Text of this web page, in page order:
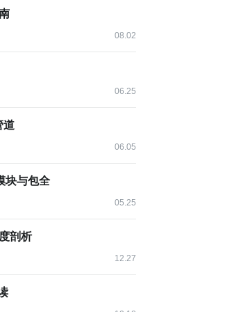
分，我们将演示如何在Python中编写和运
试。一个基本的单元测试通常包含以下几个
08.02
06.25
道
06.05
块与包全
05.25
剖析
12.27